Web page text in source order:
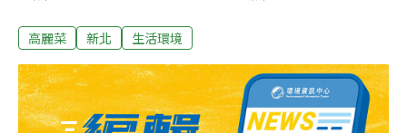
前都是雜草，這樣真的好多了！」三重客運輔大站蓋在輔
往台北車站最快的車，每天下課時間都有大量學生排隊等
上車。熊光宇表示，可能之前高麗菜還只是菜苗，最近長
大了才被路人注意到，不過車站沒有留下學生的資料或聯
高麗菜 新北 生活環境